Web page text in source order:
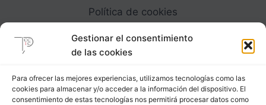
Gestionar el consentimiento
de las cookies
Para ofrecer las mejores experiencias, utilizamos tecnologías como las
cookies para almacenar y/o acceder a la información del dispositivo. El
consentimiento de estas tecnologías nos permitirá procesar datos como
Política de cookies
Carrer Provença, 183